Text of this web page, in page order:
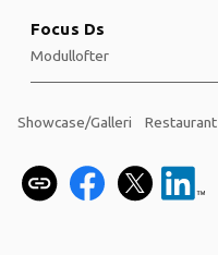
Focus Ds
Modullofter
Showcase/Galleri Restaurant